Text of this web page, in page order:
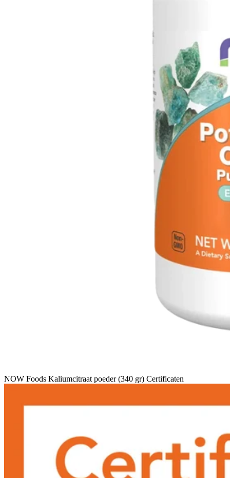
NOW Foods Kaliumcitraat poeder (340 gr) Certificaten